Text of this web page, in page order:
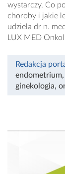
wystarczy. Co
choroby i jakie
udziela dr n.
LUX MED
Redakcja
endometrium,
ginekologia,